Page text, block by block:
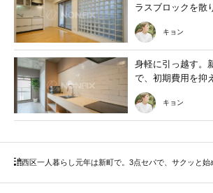
ラスブロックを散
キョン
身軽に引っ越す。
で、初期費用を抑
キョン
一人暮らし元年は新町で。3点セパで、サクッと始
西区